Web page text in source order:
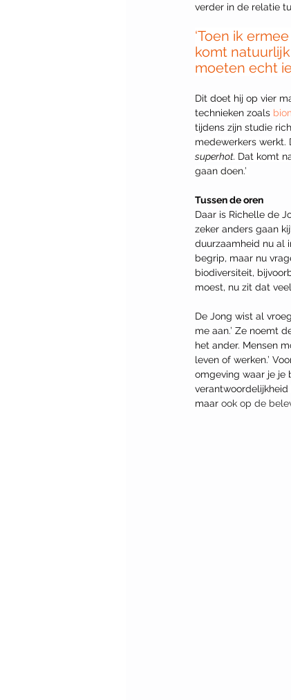
verder in de relatie
‘Toen ik
komt
moeten echt
Dit doet hij op vier
technieken zoals
tijdens zijn studie
medewerkers werkt.
superhot. Dat komt
gaan doen.’
Tussen de oren
Daar is Richelle de
zeker anders gaan
duurzaamheid nu al
begrip, maar nu
biodiversiteit,
moest, nu zit dat
De Jong wist al
me aan.’ Ze noemt
het ander. Mensen
leven of werken.’
omgeving waar je je
verantwoordelijkheid
maar ook op de